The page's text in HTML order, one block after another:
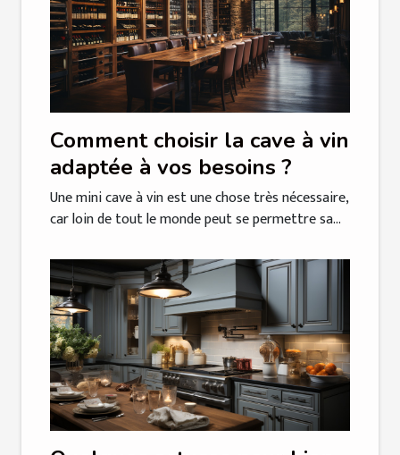
Comment choisir la cave à vin
adaptée à vos besoins ?
Une mini cave à vin est une chose très nécessaire,
car loin de tout le monde peut se permettre sa...